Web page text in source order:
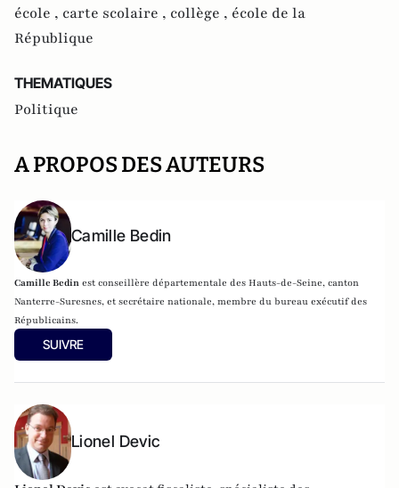
école , carte scolaire , collège , école de la
République
THEMATIQUES
Politique
A PROPOS DES AUTEURS
Camille Bedin
Camille Bedin est conseillère départementale des Hauts-de-Seine, canton
Nanterre-Suresnes, et secrétaire nationale, membre du bureau exécutif des
Républicains.
SUIVRE
Lionel Devic